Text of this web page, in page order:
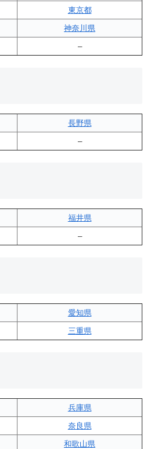
東京都
神奈川県
–
長野県
–
福井県
–
愛知県
三重県
兵庫県
奈良県
和歌山県